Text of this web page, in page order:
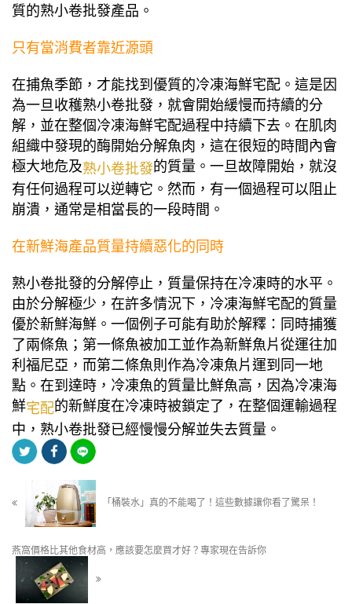
質的熟小卷批發產品。
只有當消費者靠近源頭
在捕魚季節，才能找到優質的冷凍海鮮宅配。這是因
為一旦收穫熟小卷批發，就會開始緩慢而持續的分
解，並在整個冷凍海鮮宅配過程中持續下去。在肌肉
組織中發現的酶開始分解魚肉，這在很短的時間內會
極大地危及熟小卷批發的質量。一旦故障開始，就沒
有任何過程可以逆轉它。然而，有一個過程可以阻止
崩潰，通常是相當長的一段時間。
在新鮮海產品質量持續惡化的同時
熟小卷批發的分解停止，質量保持在冷凍時的水平。
由於分解極少，在許多情況下，冷凍海鮮宅配的質量
優於新鮮海鮮。一個例子可能有助於解釋：同時捕獲
了兩條魚；第一條魚被加工並作為新鮮魚片從運往加
利福尼亞，而第二條魚則作為冷凍魚片運到同一地
點。在到達時，冷凍魚的質量比鮮魚高，因為冷凍海
鮮宅配的新鮮度在冷凍時被鎖定了，在整個運輸過程
中，熟小卷批發已經慢慢分解並失去質量。
「桶裝水」真的不能喝了！這些數據讓你看了驚呆！
燕窩價格比其他食材高，應該要怎麼買才好？專家現在告訴你